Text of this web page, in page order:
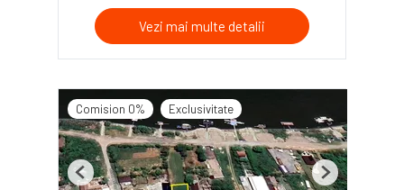
Vezi mai multe detalii
Comision 0% Exclusivitate
Previous Next